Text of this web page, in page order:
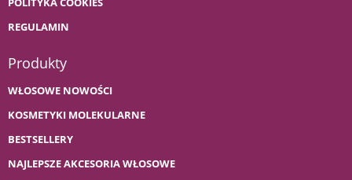
REGULAMIN
Produkty
WŁOSOWE NOWOŚCI
KOSMETYKI MOLEKULARNE
BESTSELLERY
NAJLEPSZE AKCESORIA WŁOSOWE